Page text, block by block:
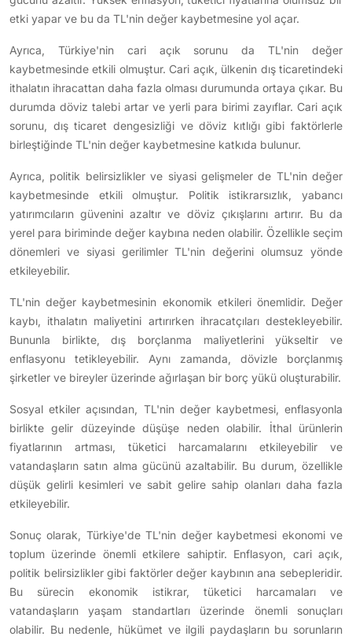
etki yapar ve bu da TL'nin değer kaybetmesine yol açar.
Ayrıca, Türkiye'nin cari açık sorunu da TL'nin değer
kaybetmesinde etkili olmuştur. Cari açık, ülkenin dış ticaretindeki
ithalatın ihracattan daha fazla olması durumunda ortaya çıkar. Bu
durumda döviz talebi artar ve yerli para birimi zayıflar. Cari açık
sorunu, dış ticaret dengesizliği ve döviz kıtlığı gibi faktörlerle
birleştiğinde TL'nin değer kaybetmesine katkıda bulunur.
Ayrıca, politik belirsizlikler ve siyasi gelişmeler de TL'nin değer
kaybetmesinde etkili olmuştur. Politik istikrarsızlık, yabancı
yatırımcıların güvenini azaltır ve döviz çıkışlarını artırır. Bu da
yerel para biriminde değer kaybına neden olabilir. Özellikle seçim
dönemleri ve siyasi gerilimler TL'nin değerini olumsuz yönde
etkileyebilir.
TL'nin değer kaybetmesinin ekonomik etkileri önemlidir. Değer
kaybı, ithalatın maliyetini artırırken ihracatçıları destekleyebilir.
Bununla birlikte, dış borçlanma maliyetlerini yükseltir ve
enflasyonu tetikleyebilir. Aynı zamanda, dövizle borçlanmış
şirketler ve bireyler üzerinde ağırlaşan bir borç yükü oluşturabilir.
Sosyal etkiler açısından, TL'nin değer kaybetmesi, enflasyonla
birlikte gelir düzeyinde düşüşe neden olabilir. İthal ürünlerin
fiyatlarının artması, tüketici harcamalarını etkileyebilir ve
vatandaşların satın alma gücünü azaltabilir. Bu durum, özellikle
düşük gelirli kesimleri ve sabit gelire sahip olanları daha fazla
etkileyebilir.
Sonuç olarak, Türkiye'de TL'nin değer kaybetmesi ekonomi ve
toplum üzerinde önemli etkilere sahiptir. Enflasyon, cari açık,
politik belirsizlikler gibi faktörler değer kaybının ana sebepleridir.
Bu sürecin ekonomik istikrar, tüketici harcamaları ve
vatandaşların yaşam standartları üzerinde önemli sonuçları
olabilir. Bu nedenle, hükümet ve ilgili paydaşların bu sorunların